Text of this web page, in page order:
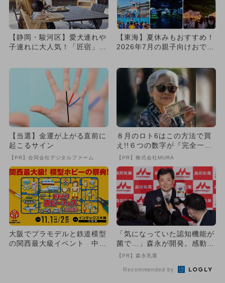
【静岡・駿河区】愛犬連れや
子連れに大人気！「匠宿」内
【東海】夏休みもおすすめ！
2026年7月の親子向けおでか
【当選】金運が上がる直前に
起こるサイン
【PR】合同会社デジタルファーム
８月のロト6はこの方法で買
え!!６つの数字が『完全一
致』する方法
【PR】株式会社MURA
大阪でプラモデルと鉄道模型
の関西最大級イベント 中学
「気になっていた認知機能が
菌で…」森永が開発。感動の
70代続出
【PR】森永乳業
Recommended by